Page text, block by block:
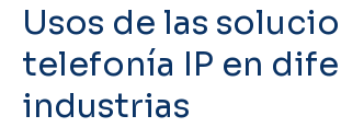
Usos de las
telefonía IP en
industrias